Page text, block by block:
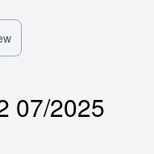
07/2025